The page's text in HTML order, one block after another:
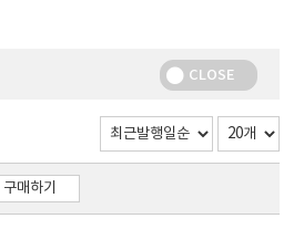
CLOSE
구매하기